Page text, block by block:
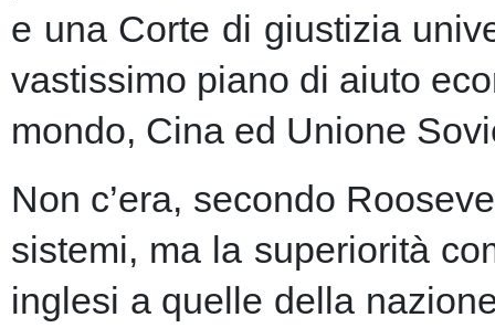
e una Corte di giustizia
vastissimo piano di aiuto
mondo, Cina ed Unione
Non c’era, secondo
sistemi, ma la superiorità
inglesi a quelle della